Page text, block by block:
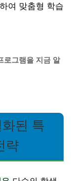
여 맞춤형 학습
로그램을 지금 알
된 특
략